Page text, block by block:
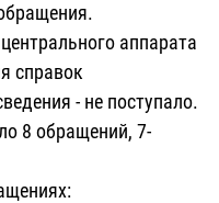
аппарата
справок
- не поступало.
8 обращений, 7-